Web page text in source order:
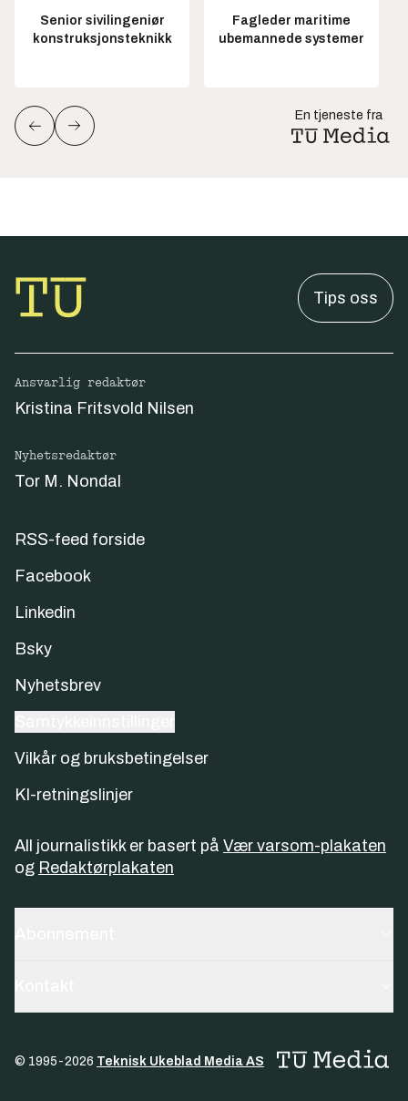
Senior sivilingeniør
konstruksjonsteknikk
Fagleder maritime
ubemannede systemer
En tjeneste fra
Tips oss
Ansvarlig redaktør
Kristina Fritsvold Nilsen
Nyhetsredaktør
Tor M. Nondal
RSS-feed forside
Facebook
Linkedin
Bsky
Nyhetsbrev
Vilkår og bruksbetingelser
KI-retningslinjer
All journalistikk er basert på Vær varsom-plakaten
og Redaktørplakaten
© 1995-2026 Teknisk Ukeblad Media AS